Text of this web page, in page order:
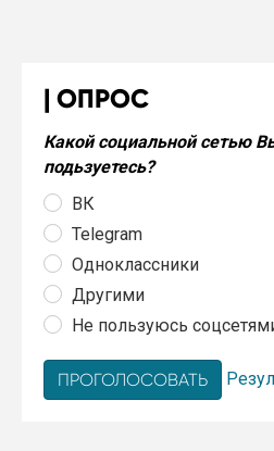
ОПРОС
Какой социальной сетью
подьзуетесь?
ВК
Telegram
Одноклассники
Другими
Не пользуюсь